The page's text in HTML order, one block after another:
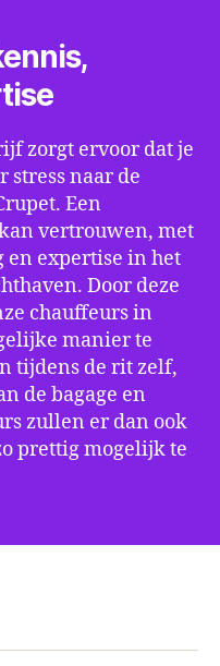
zorgt ervoor dat je
naar de
Een
vertrouwen, met
en expertise in het
Door deze
chauffeurs in
manier te
tijdens de rit zelf,
de bagage en
zullen er dan ook
prettig mogelijk te